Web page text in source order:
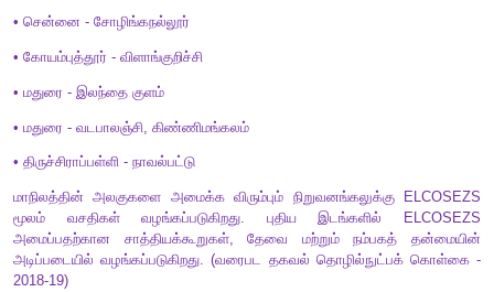
மின்னணுவியல் மற்றும் தகவல் தொழில்நுட்ப தொகுப்புகள்
1990
ஃபாக்ஸ்கான், மோட்டோரோலா
வன்பொருள் மற்றும் மின்னணு பொருள் தயாரிப்பு
கருவிகள்,சுழல் பலகைகள்,நுகர்வோர் மின் சாதனப் பொருள்
ஆரம்பித்தன. இந்நிறுவனங்கள் சென்னையைச் சுற்றியுள்ள
நிறுவனங்களை நிறுவின.